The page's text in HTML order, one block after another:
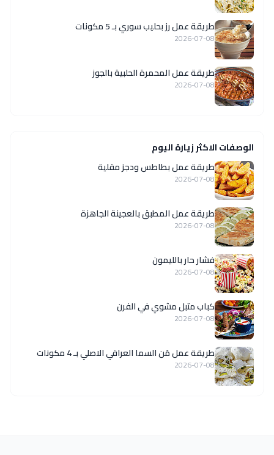
طريقة عمل رز بحليب سوري بـ 5 مكونات
2026-07-08
طريقة عمل المحمرة الحلبية بالجوز
2026-07-08
الوصفات الاكثر زيارة اليوم
طريقة عمل بطاطس ودجز مقلية
2026-07-08
طريقة عمل المطبق بالعجينة الجاهزة
2026-07-08
فشار حار بالليمون
2026-07-08
كباب متبل مشوي في الفرن
2026-07-08
طريقة عمل مَن السما العراقي الاصلي بـ 4 مكونات
2026-07-08